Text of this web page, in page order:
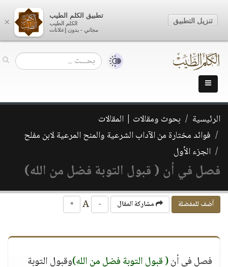
الرئيسية
بحوث ومقالات | المقالات
فوائد مختارة من الآداب الشرعية والمنح المرعية لابن مفلح
الجزء الأول
فصل في أن ( قبول التوبة فضل من الله)
أضف للمفضلة مشاركة المقال -
+
فصل في أن( قبول التوبة فضل من الله)وقبول التوبة
×
تطبيق الكلم الطيب
الكلم الطيب
مجاني - بدون إعلانات
تنزيل التطبيق